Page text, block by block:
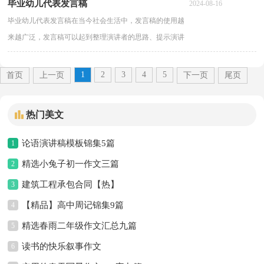
写总结吧。那么...
毕业幼儿代表发言稿 2024-08-16
毕业幼儿代表发言稿在当今社会生活中，发言稿的使用越
来越广泛，发言稿可以起到整理演讲者的思路、提示演讲
的内容、限定演讲的速度的作用。那么问题来了，到底应
如何写好一份发言...
首页 上一页 1 2 3 4 5 下一页 尾页
热门美文
1 论语演讲稿模板锦集5篇
2 精选小兔子初一作文三篇
3 建筑工程承包合同【热】
4 【精品】高中周记锦集9篇
5 精选春雨二年级作文汇总九篇
6 读书的快乐叙事作文